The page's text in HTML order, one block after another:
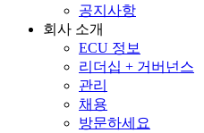
공지사항
회사 소개
ECU 정보
리더십 + 거버넌스
관리
채용
방문하세요